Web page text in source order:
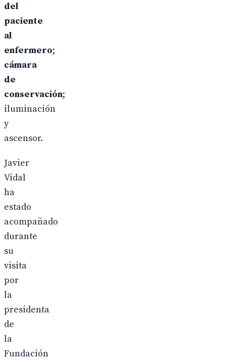
del
paciente
al
enfermero;
cámara
de
conservación;
iluminación
y
ascensor.
Javier
Vidal
ha
estado
acompañado
durante
su
visita
por
la
presidenta
de
la
Fundación